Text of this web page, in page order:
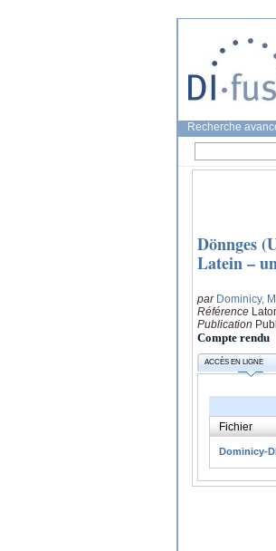
Recherche
Dönnges
Latein –
par Dominicy,
Référence
Publication
Compte rendu
ACCÈS EN LIGNE
Fichier
Dominicy-